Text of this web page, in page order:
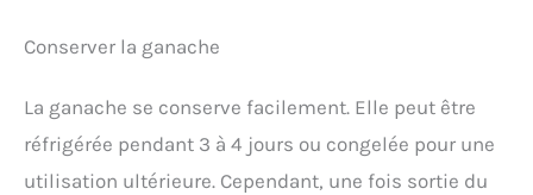
Conserver la ganache
La ganache se conserve facilement. Elle peut être
réfrigérée pendant 3 à 4 jours ou congelée pour une
utilisation ultérieure. Cependant, une fois sortie du